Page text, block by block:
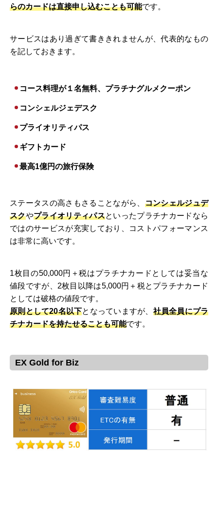
らのカードは直接申し込むことも可能です。
サービスはあり過ぎて書ききれませんが、代表的なもの
を記しておきます。
コース料理が１名無料、プラチナグルメクーポン
コンシェルジェデスク
プライオリティパス
ギフトカード
最高1億円の旅行保険
ステータスの高さもさることながら、 コンシェルジュデ
スクやプライオリティパスといったプラチナカードなら
ではのサービスが充実しており、コストパフォーマンス
は非常に高いです。
1枚目の50,000円＋税はプラチナカードとしては妥当な
値段ですが、2枚目以降は5,000円＋税とプラチナカード
としては破格の値段です。
原則として20名以下となっていますが、 社員全員にプラ
チナカードを持たせることも可能です。
EX Gold for Biz